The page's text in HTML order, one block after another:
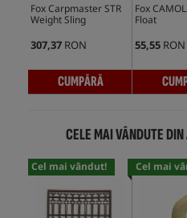
Fox Carpmaster STR
Weight Sling
307,37 RON
CUMPĂRĂ
Fox
Float
55,55 RON
CELE MAI VÂNDUTE
Cel mai vândut! Cel mai